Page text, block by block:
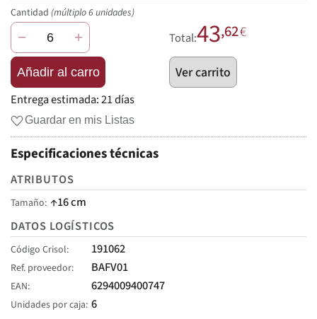
Cantidad (múltiplo 6 unidades)
− +
Añadir al carro
Total:43,62€
Ver carrito
Entrega estimada:21 días
Guardar en mis Listas
Especificaciones técnicas
ATRIBUTOS
Tamaño ↑16 cm
DATOS LOGÍSTICOS
Código Crisol 191062
Ref. proveedor BAFV01
EAN 6294009400747
Unidades por caja 6